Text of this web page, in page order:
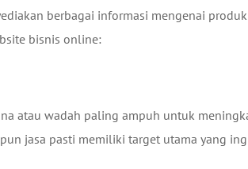
berbagai informasi mengenai
bisnis online:
atau wadah paling ampuh untuk
jasa pasti memiliki target utama yang